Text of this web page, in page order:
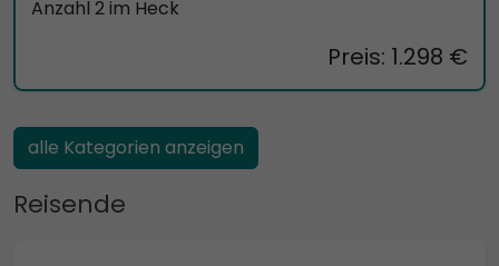
Anzahl 2 im Heck
Preis: 1.298 €
alle Kategorien anzeigen
Reisende